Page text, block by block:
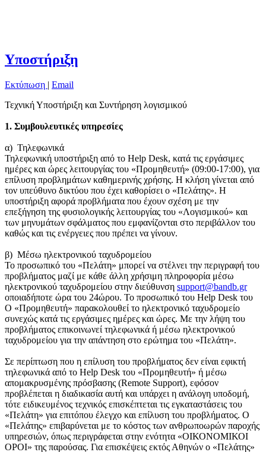
Υποστήριξη
Εκτύπωση | Email
Τεχνική Υποστήριξη και Συντήρηση λογισμικού
1. Συμβουλευτικές υπηρεσίες
α) Τηλεφωνικά
Τηλεφωνική υποστήριξη από το Help Desk, κατά τις εργάσιμες
ημέρες και ώρες λειτουργίας του «Προμηθευτή» (09:00-17:00), για
επίλυση προβλημάτων καθημερινής χρήσης. Η κλήση γίνεται από
τον υπεύθυνο δικτύου που έχει καθορίσει ο «Πελάτης». Η
υποστήριξη αφορά προβλήματα που έχουν σχέση με την
επεξήγηση της φυσιολογικής λειτουργίας του «Λογισμικού» και
των μηνυμάτων σφάλματος που εμφανίζονται στο περιβάλλον του
καθώς και τις ενέργειες που πρέπει να γίνουν.
β) Μέσω ηλεκτρονικού ταχυδρομείου
Το προσωπικό του «Πελάτη» μπορεί να στέλνει την περιγραφή του
προβλήματος μαζί με κάθε άλλη χρήσιμη πληροφορία μέσω
ηλεκτρονικού ταχυδρομείου στην διεύθυνση support@bandb.gr
οποιαδήποτε ώρα του 24ώρου. Το προσωπικό του Help Desk του
O «Προμηθευτή» παρακολουθεί το ηλεκτρονικό ταχυδρομείο
συνεχώς κατά τις εργάσιμες ημέρες και ώρες. Με την λήψη του
προβλήματος επικοινωνεί τηλεφωνικά ή μέσω ηλεκτρονικού
ταχυδρομείου για την απάντηση στο ερώτημα του «Πελάτη».
Σε περίπτωση που η επίλυση του προβλήματος δεν είναι εφικτή
τηλεφωνικά από το Help Desk του «Προμηθευτή» ή μέσω
απομακρυσμένης πρόσβασης (Remote Support), εφόσον
προβλέπεται η διαδικασία αυτή και υπάρχει η ανάλογη υποδομή,
τότε ειδικευμένος τεχνικός επισκέπτεται τις εγκαταστάσεις του
«Πελάτη» για επιτόπου έλεγχο και επίλυση του προβλήματος. Ο
«Πελάτης» επιβαρύνεται με το κόστος των ανθρωποωρών παροχής
υπηρεσιών, όπως περιγράφεται στην ενότητα «ΟΙΚΟΝΟΜΙΚΟΙ
ΟΡΟΙ» της παρούσας. Για επισκέψεις εκτός Αθηνών ο «Πελάτης»